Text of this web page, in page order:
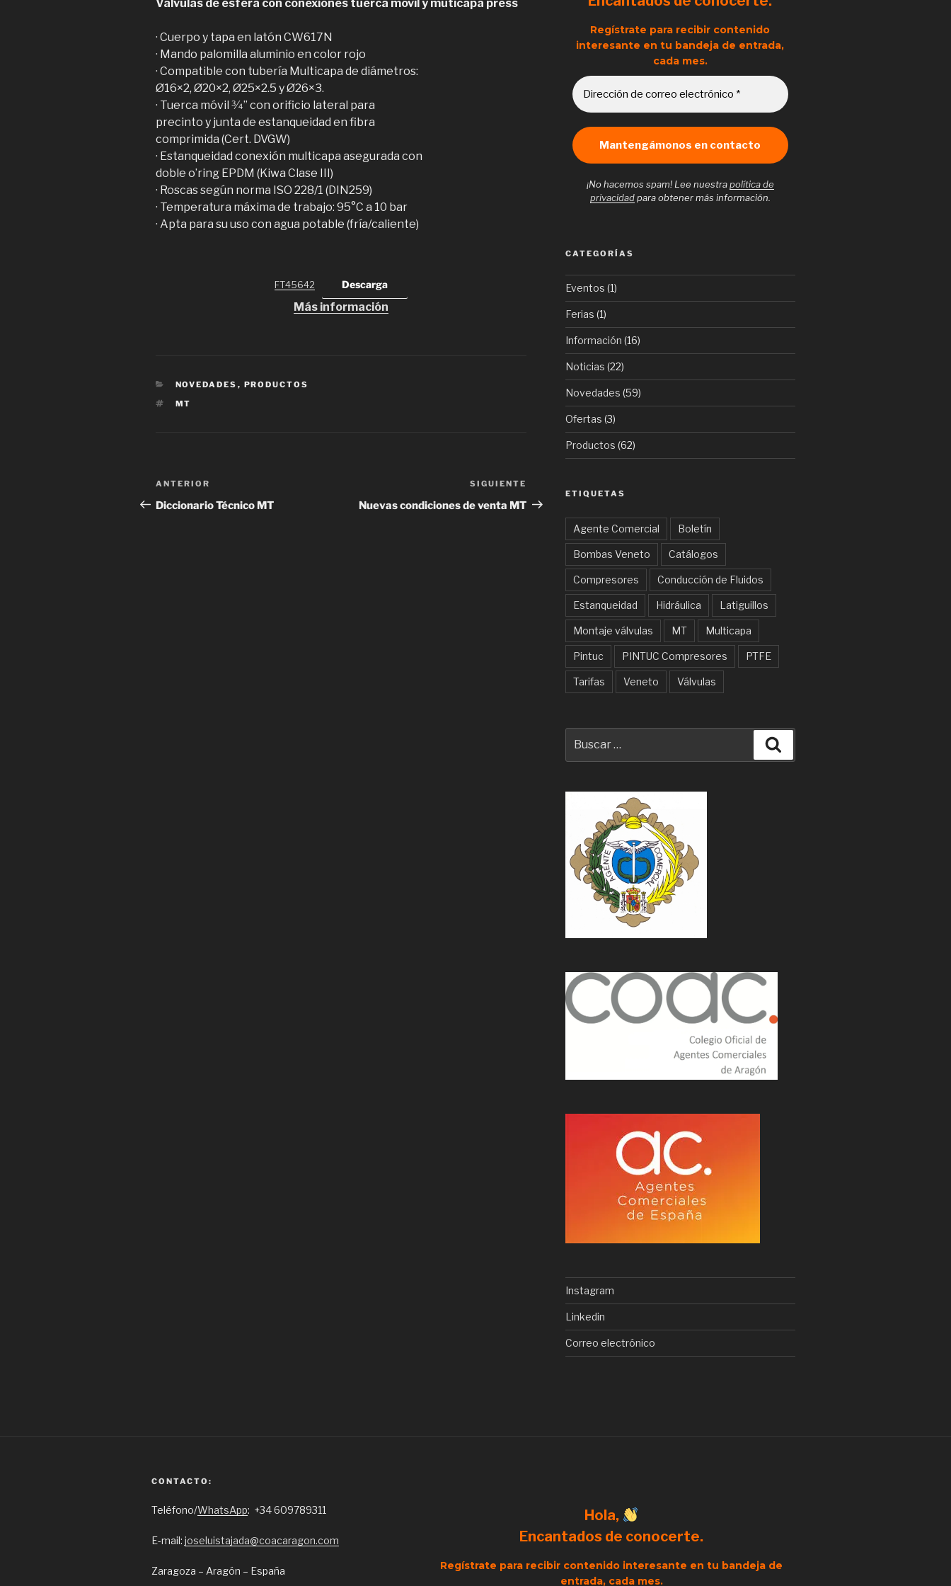
Válvulas de esfera con conexiones tuerca móvil y muticapa press
· Cuerpo y tapa en latón CW617N
· Mando palomilla aluminio en color rojo
· Compatible con tubería Multicapa de diámetros:
Ø16×2, Ø20×2, Ø25×2.5 y Ø26×3.
· Tuerca móvil 3⁄4” con orificio lateral para
precinto y junta de estanqueidad en fibra
comprimida (Cert. DVGW)
· Estanqueidad conexión multicapa asegurada con
doble o’ring EPDM (Kiwa Clase III)
· Roscas según norma ISO 228/1 (DIN259)
· Temperatura máxima de trabajo: 95°C a 10 bar
· Apta para su uso con agua potable (fría/caliente)
FT45642 Descarga
Más información
CATEGORÍAS
NOVEDADES , PRODUCTOS
ETIQUETAS
MT
Navegación
de
Entrada
anterior:
ANTERIOR
Diccionario Técnico MT
entrada
SIGUIENTE
Nuevas condiciones de venta MT
Regístrate para recibir contenido
interesante en tu bandeja de entrada,
cada mes.
¡No hacemos spam! Lee nuestrapolítica de
privacidadpara obtener más información.
CATEGORÍAS
Eventos (1)
Ferias (1)
Información (16)
Noticias (22)
Novedades (59)
Ofertas (3)
Productos (62)
ETIQUETAS
Agente Comercial Boletín
Bombas Veneto Catálogos
Compresores Conducción de Fluidos
Estanqueidad Hidráulica Latiguillos
Montaje válvulas MT Multicapa
Pintuc PINTUC Compresores PTFE
Tarifas Veneto Válvulas
por:
Instagram
Linkedin
Correo electrónico
CONTACTO:
Teléfono/WhatsApp: +34 609789311
E-mail: joseluistajada@coacaragon.com
Zaragoza – Aragón – España
Hola,
Encantados de conocerte.
Regístrate para recibir contenido interesante en tu bandeja de
entrada, cada mes.